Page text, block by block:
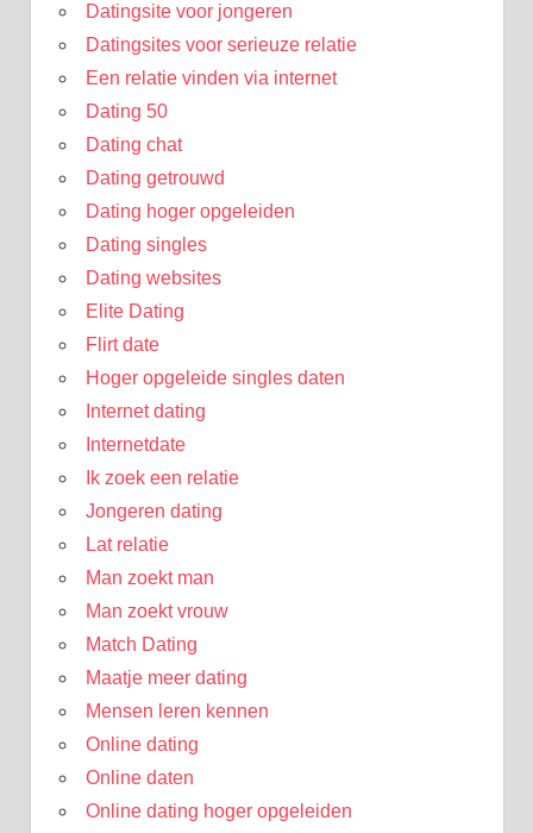
Datingsite voor jongeren
Datingsites voor serieuze relatie
Een relatie vinden via internet
Dating 50
Dating chat
Dating getrouwd
Dating hoger opgeleiden
Dating singles
Dating websites
Elite Dating
Flirt date
Hoger opgeleide singles daten
Internet dating
Internetdate
Ik zoek een relatie
Jongeren dating
Lat relatie
Man zoekt man
Man zoekt vrouw
Match Dating
Maatje meer dating
Mensen leren kennen
Online dating
Online daten
Online dating hoger opgeleiden